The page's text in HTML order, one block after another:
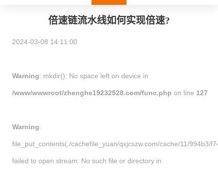
周边配套组件设备
倍速链流水线如何实现倍速?
2024-03-08 14:11:00
Warning: mkdir(): No space left on device in
/www/wwwroot/zhenghe19232528.com/func.php on line 127
Warning:
file_put_contents(./cachefile_yuan/qxjcszw.com/cache/11/994b3/
failed to open stream: No such file or directory in